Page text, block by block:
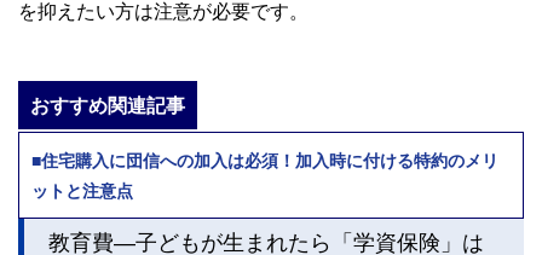
を抑えたい方は注意が必要です。
おすすめ関連記事
■住宅購入に団信への加入は必須！加入時に付ける特約のメリ
ットと注意点
教育費―子どもが生まれたら「学資保険」は